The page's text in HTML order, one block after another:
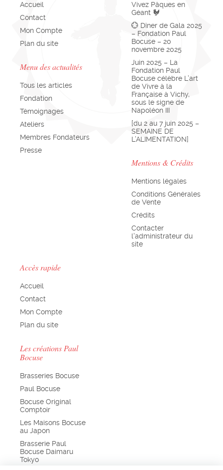
Accueil
Contact
Mon Compte
Plan du site
Menu des actualités
Tous les articles
Fondation
Témoignages
Ateliers
Membres Fondateurs
Presse
Vivez Pâques en
Géant 🐓
💮 Dîner de Gala 2025
– Fondation Paul
Bocuse – 20
novembre 2025
Juin 2025 – La
Fondation Paul
Bocuse célèbre L’art
de Vivre à la
Française à Vichy,
sous le signe de
Napoléon III
[du 2 au 7 juin 2025 –
SEMAINE DE
L’ALIMENTATION]
Mentions & Crédits
Mentions légales
Conditions Générales
de Vente
Crédits
Contacter
l'administrateur du
site
Accès rapide
Accueil
Contact
Mon Compte
Plan du site
Les créations Paul
Bocuse
Brasseries Bocuse
Paul Bocuse
Bocuse Original
Comptoir
Les Maisons Bocuse
au Japon
Brasserie Paul
Bocuse Daimaru
Tokyo